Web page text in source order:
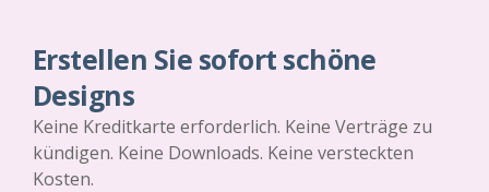
Erstellen Sie sofort schöne
Designs
Keine Kreditkarte erforderlich. Keine Verträge zu
kündigen. Keine Downloads. Keine versteckten
Kosten.